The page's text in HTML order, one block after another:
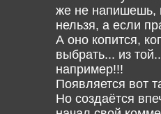
же не напишешь,
нельзя, а если
А оно копится,
выбрать... из
например!!!
Появляется вот
Но создаётся